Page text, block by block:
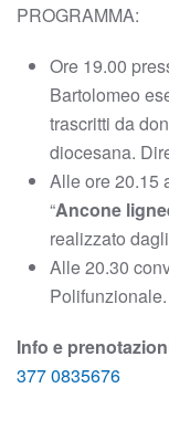
PROGRAMMA:
Ore 19.00
Bartolomeo
trascritti da
diocesana.
Alle ore 20.15
“Ancone
realizzato
Alle 20.30
Polifunzionale.
Info e
377 0835676